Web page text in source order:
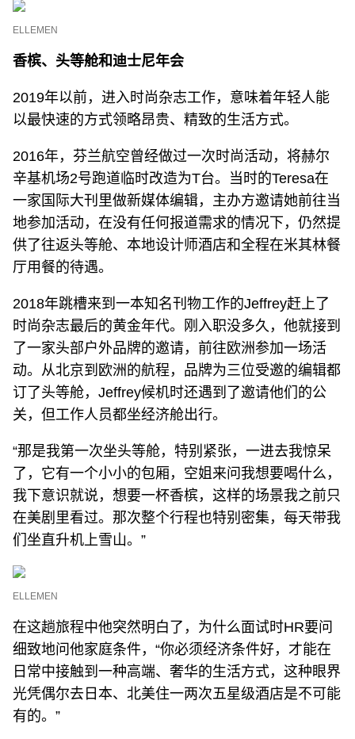
ELLEMEN
香槟、头等舱和迪士尼年会
2019年以前，进入时尚杂志工作，意味着年轻人能
以最快速的方式领略昂贵、精致的生活方式。
2016年，芬兰航空曾经做过一次时尚活动，将赫尔
辛基机场2号跑道临时改造为T台。当时的Teresa在
一家国际大刊里做新媒体编辑，主办方邀请她前往当
地参加活动，在没有任何报道需求的情况下，仍然提
供了往返头等舱、本地设计师酒店和全程在米其林餐
厅用餐的待遇。
2018年跳槽来到一本知名刊物工作的Jeffrey赶上了
时尚杂志最后的黄金年代。刚入职没多久，他就接到
了一家头部户外品牌的邀请，前往欧洲参加一场活
动。从北京到欧洲的航程，品牌为三位受邀的编辑都
订了头等舱，Jeffrey候机时还遇到了邀请他们的公
关，但工作人员都坐经济舱出行。
“那是我第一次坐头等舱，特别紧张，一进去我惊呆
了，它有一个小小的包厢，空姐来问我想要喝什么，
我下意识就说，想要一杯香槟，这样的场景我之前只
在美剧里看过。那次整个行程也特别密集，每天带我
们坐直升机上雪山。”
ELLEMEN
在这趟旅程中他突然明白了，为什么面试时HR要问
细致地问他家庭条件，“你必须经济条件好，才能在
日常中接触到一种高端、奢华的生活方式，这种眼界
光凭偶尔去日本、北美住一两次五星级酒店是不可能
有的。”